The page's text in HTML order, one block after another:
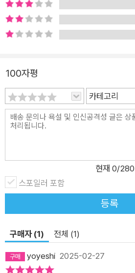
100자평
카테고리
현재 0/
스포일러 포함
등록
구매자 (1) 전체 (1)
yoyeshi 2025-02-27